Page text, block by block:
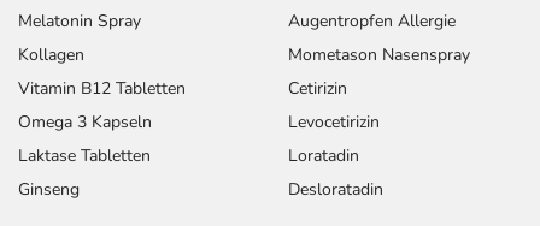
Melatonin Spray
Kollagen
Vitamin B12 Tabletten
Omega 3 Kapseln
Laktase Tabletten
Ginseng
Augentropfen Allergie
Mometason Nasenspray
Cetirizin
Levocetirizin
Loratadin
Desloratadin